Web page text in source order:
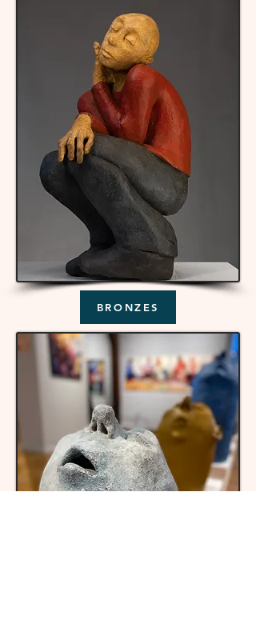
BRONZES